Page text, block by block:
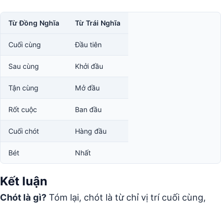
Từ Đồng Nghĩa Từ Trái Nghĩa
Cuối cùng Đầu tiên
Sau cùng Khởi đầu
Tận cùng Mở đầu
Rốt cuộc Ban đầu
Cuối chót Hàng đầu
Bét Nhất
Kết luận
Chót là gì? Tóm lại, chót là từ chỉ vị trí cuối cùng,